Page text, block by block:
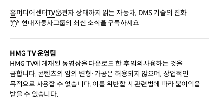
홈미디어센터TV운전자 상태까지 읽는 자동차, DMS 기술의 진화
현대자동차그룹의 최신 소식을 구독하세요
HMG TV 운영팀
HMG TV에 게재된 동영상을 다운로드 한 후 임의사용하는 것을
금합니다. 콘텐츠의 임의 변형·가공은 허용되지 않으며, 상업적인
목적으로 사용할 수 없습니다. 이를 위반할 시 관련법에 따라 불이익을
받을 수 있습니다.